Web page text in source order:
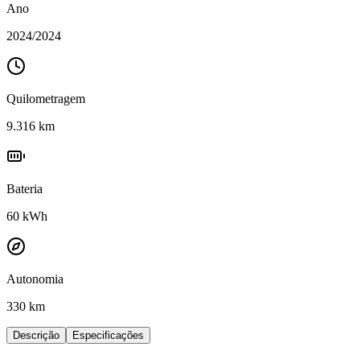
Ano
2024/2024
Quilometragem
9.316 km
Bateria
60 kWh
Autonomia
330 km
Descrição Especificações